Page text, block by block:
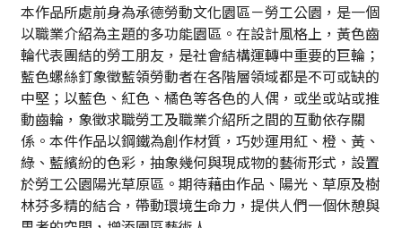
本作品所處前身為承德勞動文化園區－勞工公園，是一個
以職業介紹為主題的多功能園區。在設計風格上，黃色齒
輪代表團結的勞工朋友，是社會結構運轉中重要的巨輪；
藍色螺絲釘象徵藍領勞動者在各階層領域都是不可或缺的
中堅；以藍色、紅色、橘色等各色的人偶，或坐或站或推
動齒輪，象徵求職勞工及職業介紹所之間的互動依存關
係。本件作品以鋼鐵為創作材質，巧妙運用紅、橙、黃、
綠、藍繽紛的色彩，抽象幾何與現成物的藝術形式，設置
於勞工公園陽光草原區。期待藉由作品、陽光、草原及樹
林芬多精的結合，帶動環境生命力，提供人們一個休憩與